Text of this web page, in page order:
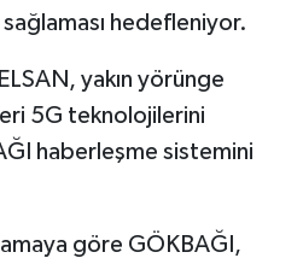
hedefleniyor.
yakın yörünge
5G teknolojilerini
haberleşme sistemini
göre GÖKBAĞI,